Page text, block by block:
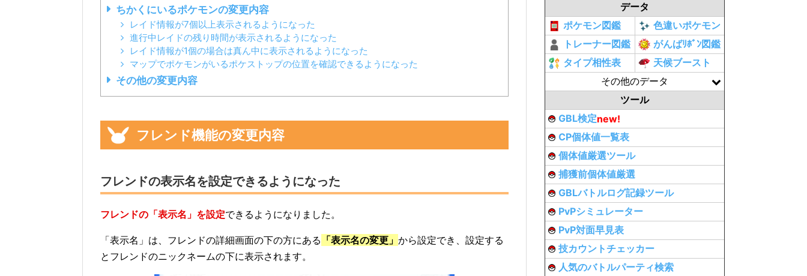
ちかくにいるポケモンの変更内容
レイド情報が7個以上表示されるようになった
進行中レイドの残り時間が表示されるようになった
レイド情報が1個の場合は真ん中に表示されるようになった
マップでポケモンがいるポケストップの位置を確認できるようになった
その他の変更内容
フレンド機能の変更内容
フレンドの表示名を設定できるようになった
フレンドの「表示名」を設定できるようになりました。
「表示名」は、フレンドの詳細画面の下の方にある 「表示名の変更」 から設定でき、設定する
とフレンドのニックネームの下に表示されます。
データ
ポケモン図鑑
色違いポケモン
トレーナー図鑑
がんばﾘﾎﾞﾝ図鑑
タイプ相性表
天候ブースト
その他のデータ
ツール
GBL検定new!
CP個体値一覧表
個体値厳選ツール
捕獲前個体値厳選
GBLバトルログ記録ツール
PvPシミュレーター
PvP対面早見表
技カウントチェッカー
人気のバトルパーティ検索